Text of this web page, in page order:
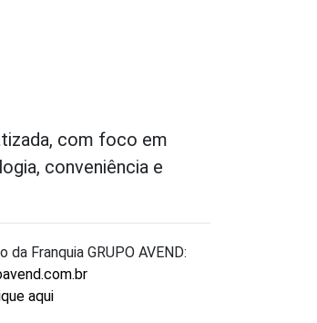
com foco em
conveniência e
Franquia GRUPO AVEND:
aqui